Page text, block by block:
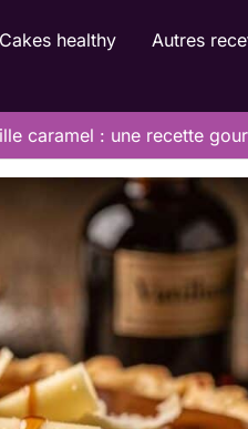
Cakes healthy Autres
caramel : une recette